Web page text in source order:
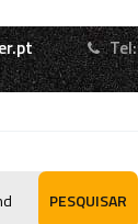
Tel:
PESQUISAR